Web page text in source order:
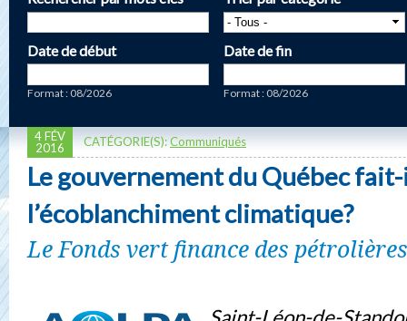
Date de début
Format : 08/2026
Date de fin
Format : 08/2026
4 FÉV
2016
CATÉGORIE(S):Communiqués
Le gouvernement du Québec
l’écoblanchiment climatique?
Le Fonds vert finance des